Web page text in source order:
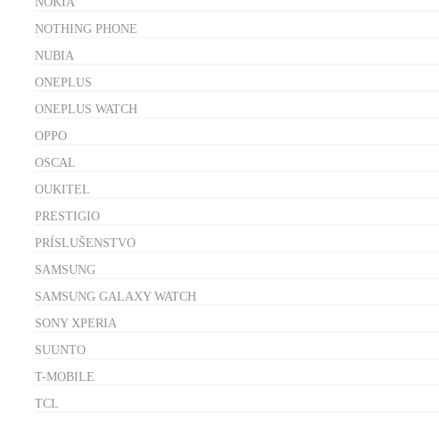
NOTHING PHONE
NUBIA
ONEPLUS
ONEPLUS WATCH
OPPO
OSCAL
OUKITEL
PRESTIGIO
PRÍSLUŠENSTVO
SAMSUNG
SAMSUNG GALAXY WATCH
SONY XPERIA
SUUNTO
T-MOBILE
TCL